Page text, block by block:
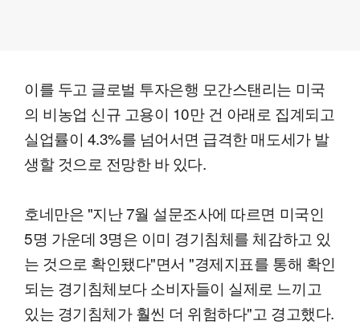
이를 두고 글로벌 투자은행 모간스탠리는 미국
의 비농업 신규 고용이 10만 건 아래로 집계되고
실업률이 4.3%를 넘어서면 급격한 매도세가 발
생할 것으로 전망한 바 있다.
호네만은 "지난 7월 설문조사에 따르면 미국인
5명 가운데 3명은 이미 경기침체를 체감하고 있
는 것으로 확인됐다"면서 "경제지표를 통해 확인
되는 경기침체보다 소비자들이 실제로 느끼고
있는 경기침체가 훨씬 더 위험하다"고 경고했다.